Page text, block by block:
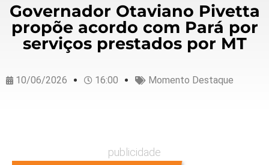
Governador Otaviano Pivetta
propõe acordo com Pará por
serviços prestados por MT
10/06/2026 16:00 Momento Destaque
publicidade